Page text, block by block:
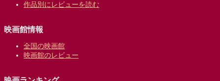
作品別にレビューを読む
映画館情報
全国の映画館
映画館のレビュー